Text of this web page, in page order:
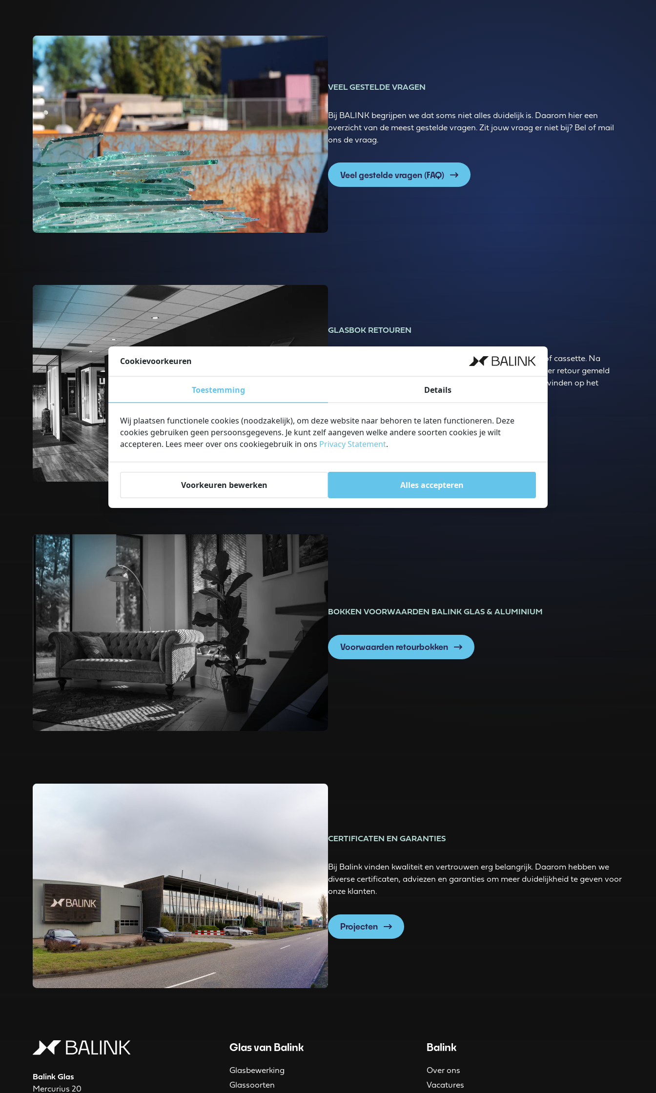
VEEL GESTELDE VRAGEN
Bij BALINK begrijpen we dat soms niet alles duidelijk is. Daarom hier een
overzicht van de meest gestelde vragen. Zit jouw vraag er niet bij? Bel of mail
ons de vraag.
Veel gestelde vragen (FAQ)
GLASBOK RETOUREN
Ons glas wordt aangeleverd op een zogenoemde glasbok of cassette. Na
levering kunnen deze dragers middels onderstaand formulier retour gemeld
worden aan BALINK. Het glasbok- of casettenummer is te vinden op het
Retourbok glas
BOKKEN VOORWAARDEN BALINK GLAS & ALUMINIUM
Voorwaarden retourbokken
CERTIFICATEN EN GARANTIES
Bij Balink vinden kwaliteit en vertrouwen erg belangrijk. Daarom hebben we
diverse certificaten, adviezen en garanties om meer duidelijkheid te geven voor
onze klanten.
Projecten
Balink Glas
Mercurius 20
Glas van Balink
Glasbewerking
Glassoorten
Balink
Over ons
Vacatures
Cookievoorkeuren
Toestemming Details
Wij plaatsen functionele cookies (noodzakelijk), om deze website naar behoren te laten functioneren. Deze
cookies gebruiken geen persoonsgegevens. Je kunt zelf aangeven welke andere soorten cookies je wilt
accepteren. Lees meer over ons cookiegebruik in ons Privacy Statement.
Voorkeuren bewerken Alles accepteren